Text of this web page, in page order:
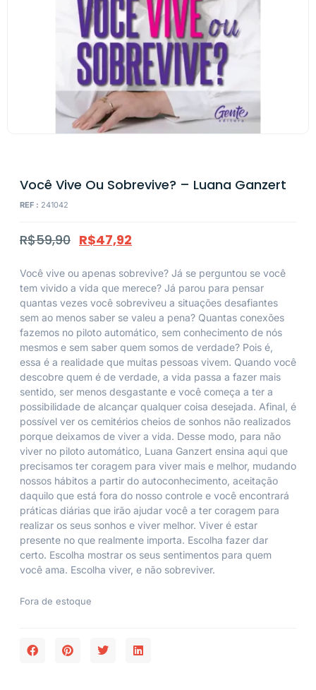
Você Vive Ou Sobrevive? – Luana Ganzert
REF : 241042
R$59,90 R$47,92
Você vive ou apenas sobrevive? Já se perguntou se você
tem vivido a vida que merece? Já parou para pensar
quantas vezes você sobreviveu a situações desafiantes
sem ao menos saber se valeu a pena? Quantas conexões
fazemos no piloto automático, sem conhecimento de nós
mesmos e sem saber quem somos de verdade? Pois é,
essa é a realidade que muitas pessoas vivem. Quando você
descobre quem é de verdade, a vida passa a fazer mais
sentido, ser menos desgastante e você começa a ter a
possibilidade de alcançar qualquer coisa desejada. Afinal, é
possível ver os cemitérios cheios de sonhos não realizados
porque deixamos de viver a vida. Desse modo, para não
viver no piloto automático, Luana Ganzert ensina aqui que
precisamos ter coragem para viver mais e melhor, mudando
nossos hábitos a partir do autoconhecimento, aceitação
daquilo que está fora do nosso controle e você encontrará
práticas diárias que irão ajudar você a ter coragem para
realizar os seus sonhos e viver melhor. Viver é estar
presente no que realmente importa. Escolha fazer dar
certo. Escolha mostrar os seus sentimentos para quem
você ama. Escolha viver, e não sobreviver.
Fora de estoque